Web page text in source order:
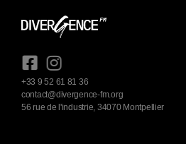
+33 9 52 61 81 36
contact@divergence-fm.org
56 rue de l'industrie, 34070 Montpellier